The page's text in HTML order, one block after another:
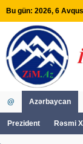
Bu gün: 2026, 6
@ Azərbaycan
Prezident Rəsmi